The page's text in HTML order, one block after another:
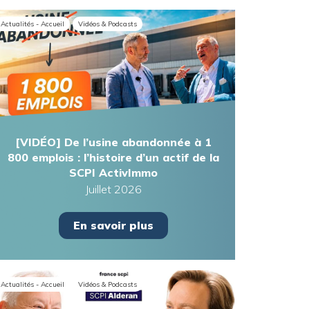
Actualités - Accueil Vidéos & Podcasts
[VIDÉO] De l’usine abandonnée à 1
800 emplois : l’histoire d’un actif de la
SCPI ActivImmo
Juillet 2026
En savoir plus
Actualités - Accueil Vidéos & Podcasts